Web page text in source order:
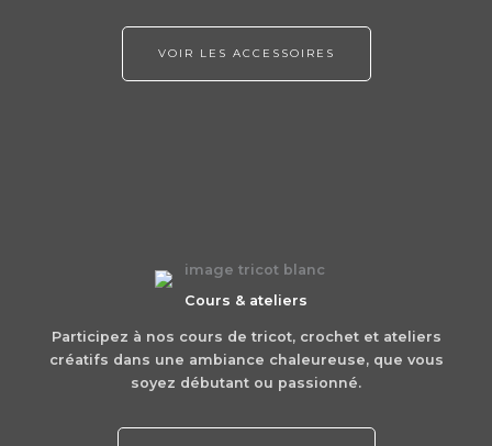
VOIR LES ACCESSOIRES
Cours & ateliers
Participez à nos cours de tricot, crochet et ateliers
créatifs dans une ambiance chaleureuse, que vous
soyez débutant ou passionné.